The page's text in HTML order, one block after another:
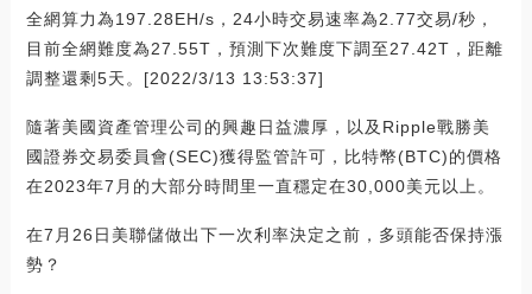
全網算力為197.28EH/s，24小時交易速率為2.77交易/秒，
目前全網難度為27.55T，預測下次難度下調至27.42T，距離
調整還剩5天。[2022/3/13 13:53:37]
隨著美國資產管理公司的興趣日益濃厚，以及Ripple戰勝美
國證券交易委員會(SEC)獲得監管許可，比特幣(BTC)的價格
在2023年7月的大部分時間里一直穩定在30,000美元以上。
在7月26日美聯儲做出下一次利率決定之前，多頭能否保持漲
勢？